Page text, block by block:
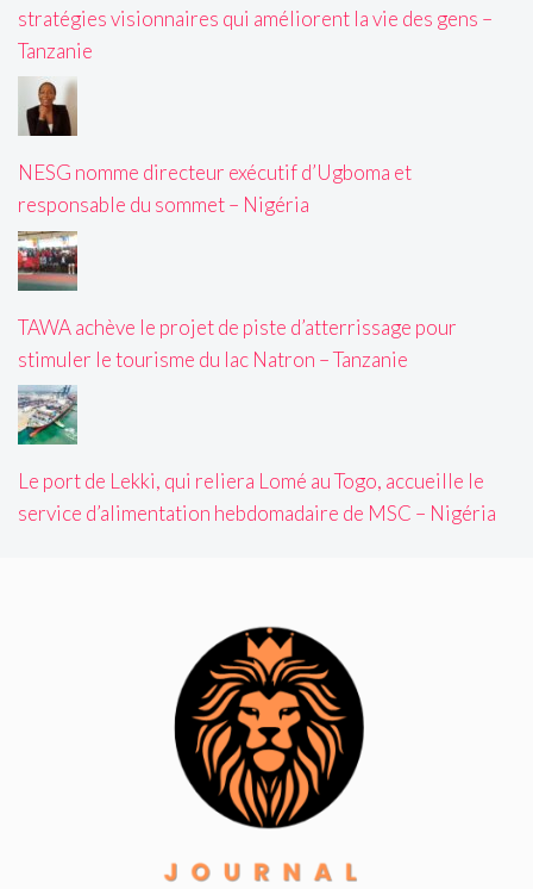
stratégies visionnaires qui améliorent la vie des gens –
Tanzanie
NESG nomme directeur exécutif d’Ugboma et
responsable du sommet – Nigéria
TAWA achève le projet de piste d’atterrissage pour
stimuler le tourisme du lac Natron – Tanzanie
Le port de Lekki, qui reliera Lomé au Togo, accueille le
service d’alimentation hebdomadaire de MSC – Nigéria